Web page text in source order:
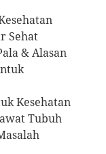
Sehat
& Alasan
Kesehatan
Tubuh